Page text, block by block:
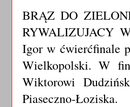
BRĄZ DO
RYWALIZUJACY
Igor w ćwierćfinale
Wielkopolski. W
Wiktorowi
Piaseczno-Łoziska.